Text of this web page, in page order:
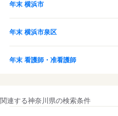
年末 横浜市
年末 横浜市泉区
年末 看護師・准看護師
関連する神奈川県の検索条件